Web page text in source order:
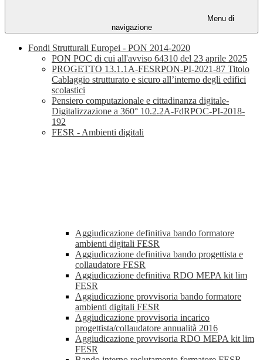
Menu di
navigazione
Fondi Strutturali Europei - PON 2014-2020
PON POC di cui all'avviso 64310 del 23 aprile 2025
PROGETTO 13.1.1A-FESRPON-PI-2021-87 Titolo
Cablaggio strutturato e sicuro all’interno degli edifici
scolastici
Pensiero computazionale e cittadinanza digitale-
Digitalizzazione a 360° 10.2.2A-FdRPOC-PI-2018-
192
FESR - Ambienti digitali
Aggiudicazione definitiva bando formatore
ambienti digitali FESR
Aggiudicazione definitiva bando progettista e
collaudatore FESR
Aggiudicazione definitiva RDO MEPA kit lim
FESR
Aggiudicazione provvisoria bando formatore
ambienti digitali FESR
Aggiudicazione provvisoria incarico
progettista/collaudatore annualità 2016
Aggiudicazione provvisoria RDO MEPA kit lim
FESR